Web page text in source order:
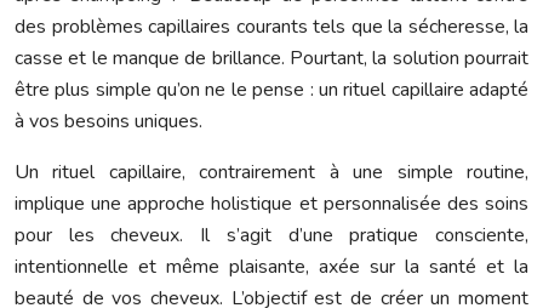
des problèmes capillaires courants tels que la sécheresse, la
casse et le manque de brillance. Pourtant, la solution pourrait
être plus simple qu’on ne le pense : un rituel capillaire adapté
à vos besoins uniques.
Un rituel capillaire, contrairement à une simple routine,
implique une approche holistique et personnalisée des soins
pour les cheveux. Il s’agit d’une pratique consciente,
intentionnelle et même plaisante, axée sur la santé et la
beauté de vos cheveux. L’objectif est de créer un moment